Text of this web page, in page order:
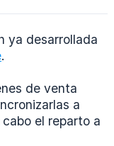
ya desarrollada
.
de venta
a
el reparto a